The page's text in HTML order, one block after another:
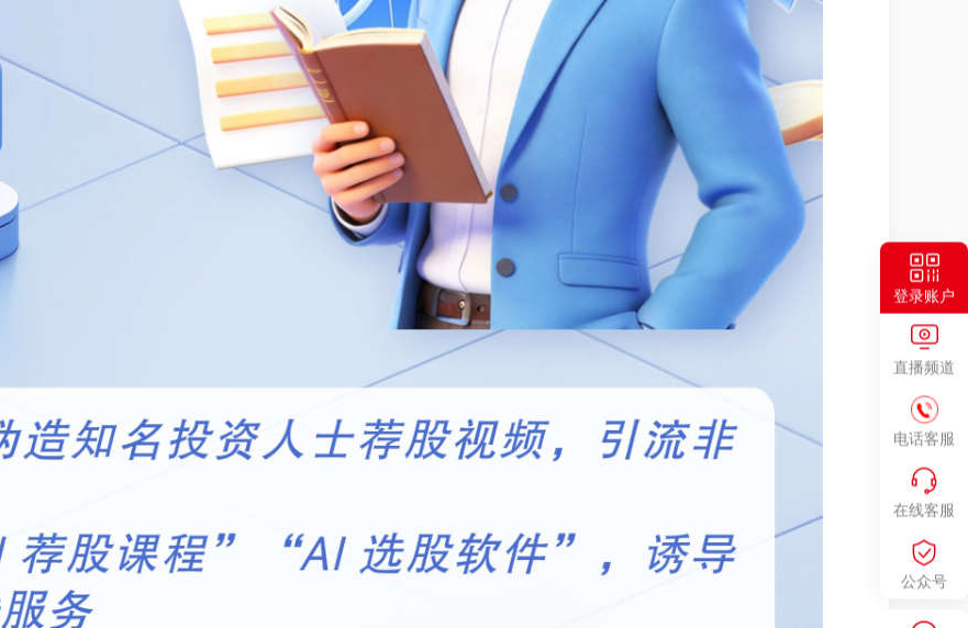
登录账户
直播频道
电话客服
在线客服
公众号